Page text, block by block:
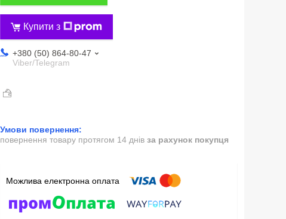
Купити з
+380 (50) 864-80-47
Viber/Telegram
повернення товару протягом 14 днів за рахунок покупця